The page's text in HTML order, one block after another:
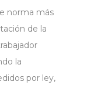
norma más
de la
la
por ley,